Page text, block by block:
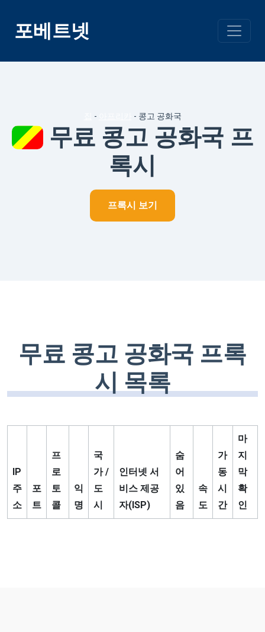
포베트넷
- - 콩고 공화국
무료 콩고 공화국 프
록시
프록시 보기
무료 콩고 공화국 프록
시 목록
IP
주
소
포
트
프
로
토
콜
익
명
국
가 /
도
시
인터넷 서
비스 제공
자(ISP)
숨
어
있
음
속
도
가
동
시
간
마
지
막
확
인